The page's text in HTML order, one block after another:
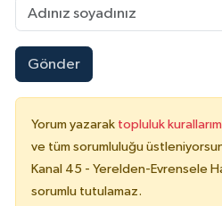
Gönder
Yorum yazarak topluluk
ve tüm sorumluluğu
Kanal 45 - Yerelden-Evrensele
sorumlu tutulamaz.